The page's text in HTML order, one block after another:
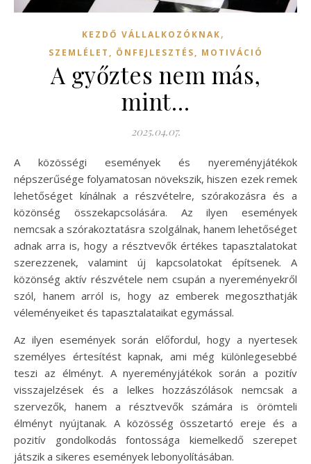
KEZDŐ VÁLLALKOZÓKNAK,
SZEMLÉLET, ÖNFEJLESZTÉS, MOTIVÁCIÓ
A győztes nem más,
mint…
2025.04.07.
A közösségi események és nyereményjátékok
népszerűsége folyamatosan növekszik, hiszen ezek remek
lehetőséget kínálnak a részvételre, szórakozásra és a
közönség összekapcsolására. Az ilyen események
nemcsak a szórakoztatásra szolgálnak, hanem lehetőséget
adnak arra is, hogy a résztvevők értékes tapasztalatokat
szerezzenek, valamint új kapcsolatokat építsenek. A
közönség aktív részvétele nem csupán a nyereményekről
szól, hanem arról is, hogy az emberek megoszthatják
véleményeiket és tapasztalataikat egymással.
Az ilyen események során előfordul, hogy a nyertesek
személyes értesítést kapnak, ami még különlegesebbé
teszi az élményt. A nyereményjátékok során a pozitív
visszajelzések és a lelkes hozzászólások nemcsak a
szervezők, hanem a résztvevők számára is örömteli
élményt nyújtanak. A közösség összetartó ereje és a
pozitív gondolkodás fontossága kiemelkedő szerepet
játszik a sikeres események lebonyolításában.